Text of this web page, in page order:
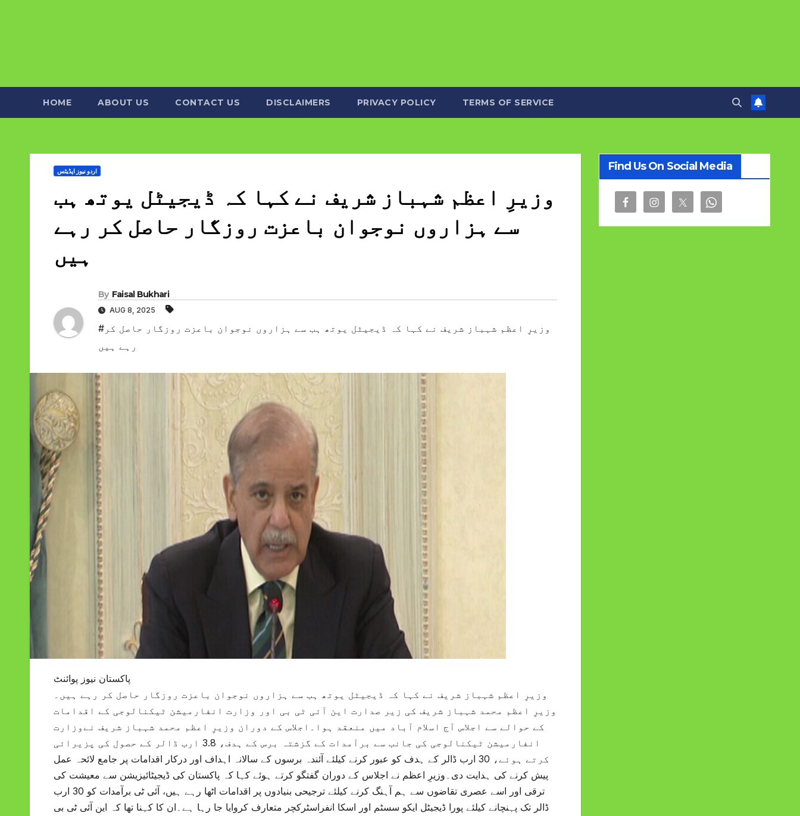
HOME ABOUT US CONTACT US DISCLAIMERS PRIVACY POLICY TERMS OF SERVICE
اردو نیوز اپڈیٹس
وزیرِ اعظم شہباز شریف نے کہا کہ ڈیجیٹل یوتھ ہب
سے ہزاروں نوجوان باعزت روزگار حاصل کر رہے
ہیں
By Faisal Bukhari
AUG 8, 2025
#وزیرِ اعظم شہباز شریف نے کہا کہ ڈیجیٹل یوتھ ہب سے ہزاروں نوجوان باعزت روزگار حاصل کر
رہے ہیں
پاکستان نیوز پوائنٹ
وزیرِ اعظم شہباز شریف نے کہا کہ ڈیجیٹل یوتھ ہب سے ہزاروں نوجوان باعزت روزگار حاصل کر رہے ہیں۔
وزیرِ اعظم محمد شہباز شریف کی زیر صدارت این آئی ٹی بی اور وزارت انفارمیشن ٹیکنالوجی کے اقدامات
کے حوالے سے اجلاس آج اسلام آباد میں منعقد ہوا۔اجلاس کے دوران وزیرِ اعظم محمد شہباز شریف نےوزارت
انفارمیشن ٹیکنالوجی کی جانب سے برآمدات کے گزشتہ برس کے ہدف، 3.8 ارب ڈالر کے حصول کی پزیرائی
کرتے ہوئے، 30 ارب ڈالر کے ہدف کو عبور کرنے کیلئے آئندہ برسوں کے سالانہ اہداف اور درکار اقدامات پر جامع لائحہ عمل
پیش کرنے کی ہدایت دی۔وزیرِ اعظم نے اجلاس کے دوران گفتگو کرتے ہوئے کہا کہ پاکستان کی ڈیجیٹائیزیشن سے معیشت کی
ترقی اور اسے عصری تقاضوں سے ہم آہنگ کرنے کیلئے ترجیحی بنیادوں پر اقدامات اٹھا رہے ہیں، آئی ٹی برآمدات کو 30 ارب
ڈالر تک پہنچانے کیلئے پورا ڈیجیٹل ایکو سسٹم اور اسکا انفراسٹرکچر متعارف کروایا جا رہا ہے۔ان کا کہنا تھا کہ این آئی ٹی بی
Find Us On Social Media